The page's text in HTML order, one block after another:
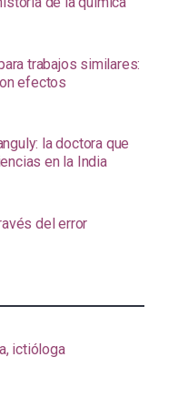
trabajos similares:
efectos
la doctora que
en la India
del error
ictióloga